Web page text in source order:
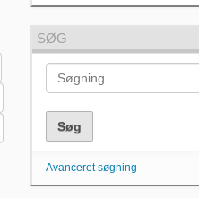
SØG
Avanceret søgning